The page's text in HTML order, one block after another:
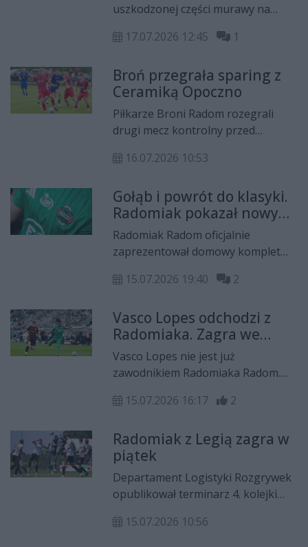
uszkodzonej części murawy na
Ostatecznie nową nawierzchnię
metrów kwadratowych, a koszt
prac wyniósł 250 tysięcy złotych. Jak
zapewnia MOSiR, boisko będzie
gotowe na pierwszy domowy mecz
Radomiaka Radom w nowym
sezonie PKO BP Ekstraklasy.
17.07.2026 12:45 1
Broń przegrała sparing z
Ceramiką Opoczno
Piłkarze Broni Radom rozegrali
drugi mecz kontrolny przed
Huberta Błaszczaka przegrał na
Szkoleniowiec miał okazję
sprawdzić kolejnych zawodników
testowanych.
16.07.2026 10:53
Gołąb i powrót do klasyki.
Radomiak pokazał nowy
domowy komplet
Radomiak Radom oficjalnie
zaprezentował domowy komplet
występować w sezonie 2026/2027
na projekt nawiązujący do klasyki,
wzbogacony o nowe detale, wśród
których wyróżnia się motyw
gołębia, jednego z symboli
15.07.2026 19:40 2
Vasco Lopes odchodzi z
Radomiaka. Zagra we
Włoszech
Vasco Lopes nie jest już
zawodnikiem Radomiaka Radom.
Przylądka odchodzi z klubu na
będzie kontynuował karierę we
włoskim FC Sudtirol, występującym
w Serie B.
15.07.2026 16:17 2
Radomiak z Legią zagra w
piątek
Departament Logistyki Rozgrywek
opublikował terminarz 4. kolejki
Radomiak Radom zmierzy się na
15.07.2026 10:56